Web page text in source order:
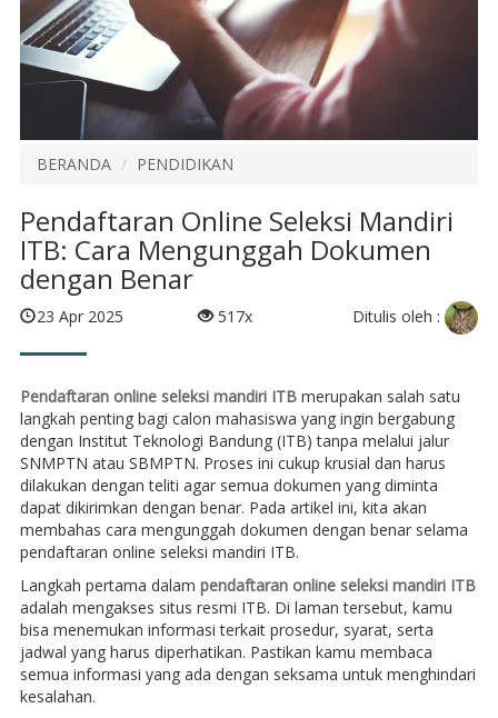
BERANDA PENDIDIKAN
Pendaftaran Online Seleksi Mandiri
ITB: Cara Mengunggah Dokumen
dengan Benar
23 Apr 2025 517x Ditulis oleh :
Pendaftaran online seleksi mandiri ITBmerupakan salah satu
langkah penting bagi calon mahasiswa yang ingin bergabung
dengan Institut Teknologi Bandung (ITB) tanpa melalui jalur
SNMPTN atau SBMPTN. Proses ini cukup krusial dan harus
dilakukan dengan teliti agar semua dokumen yang diminta
dapat dikirimkan dengan benar. Pada artikel ini, kita akan
membahas cara mengunggah dokumen dengan benar selama
pendaftaran online seleksi mandiri ITB.
Langkah pertama dalam pendaftaran online seleksi mandiri ITB
adalah mengakses situs resmi ITB. Di laman tersebut, kamu
bisa menemukan informasi terkait prosedur, syarat, serta
jadwal yang harus diperhatikan. Pastikan kamu membaca
semua informasi yang ada dengan seksama untuk menghindari
kesalahan.